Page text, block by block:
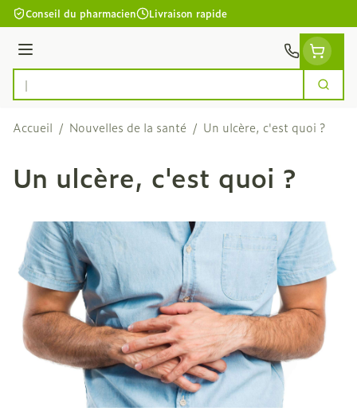
Aller au contenu
Conseil du pharmacien Livraison rapide
Menu
Rechercher
Accueil / Nouvelles de la santé / Un ulcère, c'est quoi ?
Un ulcère, c'est quoi ?